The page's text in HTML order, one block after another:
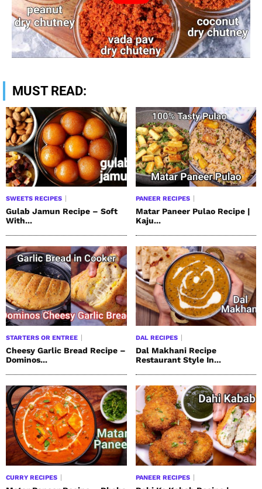
MUST READ:
SWEETS RECIPES
Gulab Jamun Recipe – Soft
With...
PANEER RECIPES
Matar Paneer Pulao Recipe |
Kaju...
STARTERS OR ENTREE
Cheesy Garlic Bread Recipe –
Dominos...
DAL RECIPES
Dal Makhani Recipe
Restaurant Style In...
CURRY RECIPES PANEER RECIPES